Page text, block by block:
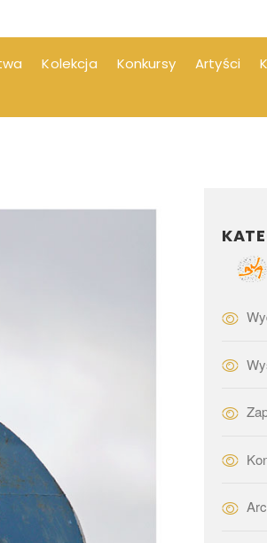
Kolekcja Konkursy Artyści